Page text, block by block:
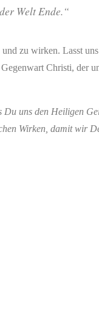
Welt Ende.“
zu wirken. Lasst
Christi, der
Du uns den Heiligen
Wirken, damit wir